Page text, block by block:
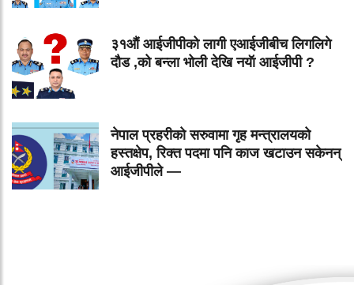
३१औं आईजीपीको लागी एआईजीबीच लिगलिगे
दौड ,को बन्ला भोली देखि नयॅा आईजीपी ?
नेपाल प्रहरीको सरुवामा गृह मन्त्रालयको
हस्तक्षेप, रिक्त पदमा पनि काज खटाउन सकेनन्
आईजीपीले —